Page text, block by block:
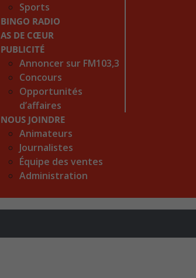
Sports
BINGO RADIO
AS DE CŒUR
PUBLICITÉ
Annoncer sur FM103,3
Concours
Opportunités
d’affaires
NOUS JOINDRE
Animateurs
Journalistes
Équipe des ventes
Administration